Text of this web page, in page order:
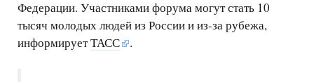
Федерации. Участниками форума могут стать 10
тысяч молодых людей из России и из-за рубежа,
информируетТАСС .